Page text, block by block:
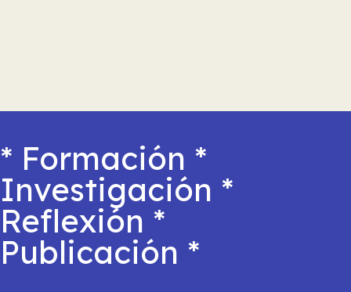
* Formación *
Investigación *
Reflexión *
Publicación *